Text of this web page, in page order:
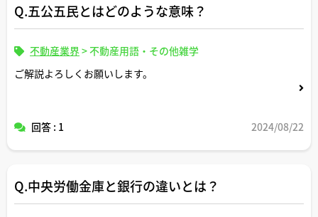
Q.五公五民とはどのような意味？
不動産業界>不動産用語・その他雑学
ご解説よろしくお願いします。
回答 : 1 2024/08/22
Q.中央労働金庫と銀行の違いとは？